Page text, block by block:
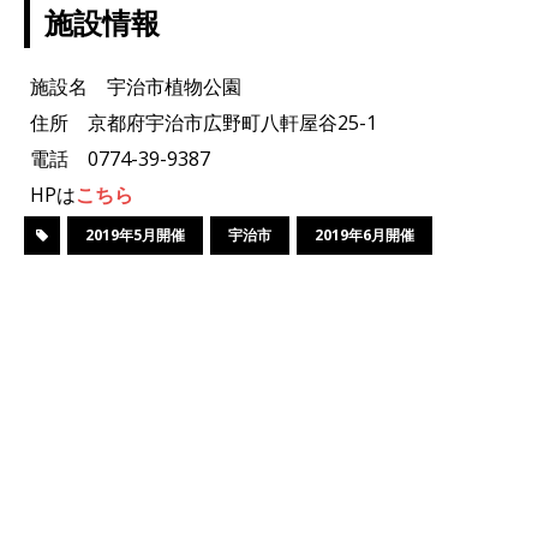
施設情報
施設名 宇治市植物公園
住所 京都府宇治市広野町八軒屋谷25-1
電話 0774-39-9387
HPはこちら
2019年5月開催 宇治市 2019年6月開催